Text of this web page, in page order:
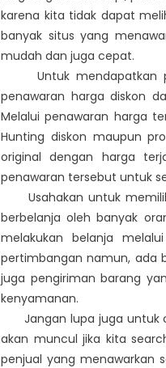
karena kita tidak dapat
banyak situs yang
mudah dan juga cepat.
Untuk mendapatkan
penawaran harga diskon
Melalui penawaran harga
Hunting diskon maupun
original dengan harga
penawaran tersebut untuk
Usahakan untuk memilih
berbelanja oleh banyak
melakukan belanja
pertimbangan namun, ada
juga pengiriman barang
kenyamanan.
Jangan lupa juga untuk
akan muncul jika kita
penjual yang menawarkan